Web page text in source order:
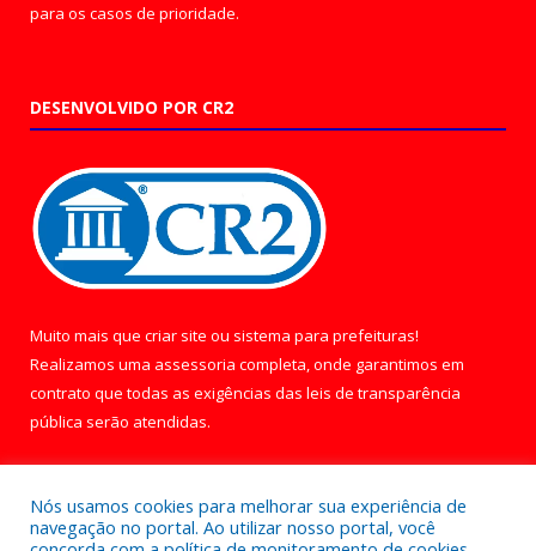
para os casos de prioridade.
DESENVOLVIDO POR CR2
Muito mais que criar site ou sistema para prefeituras!
Realizamos uma assessoria completa, onde garantimos em
contrato que todas as exigências das leis de transparência
pública serão atendidas.
Nós usamos cookies para melhorar sua experiência de
navegação no portal. Ao utilizar nosso portal, você